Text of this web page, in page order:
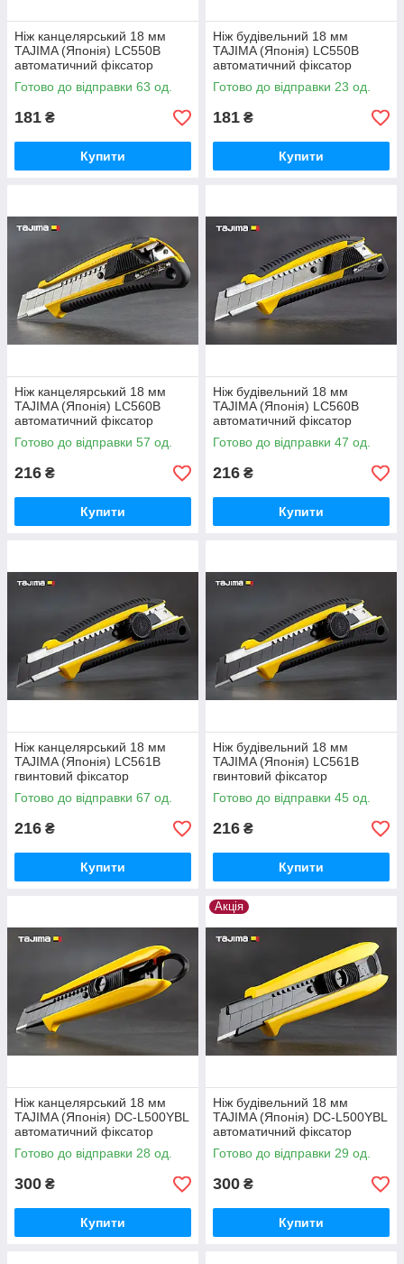
Ніж канцелярський 18 мм
TAJIMA (Японія) LC550B
автоматичний фіксатор
Готово до відправки 63 од.
181 ₴
Купити
Ніж будівельний 18 мм
TAJIMA (Японія) LC550B
автоматичний фіксатор
Готово до відправки 23 од.
181 ₴
Купити
Ніж канцелярський 18 мм
TAJIMA (Японія) LC560B
автоматичний фіксатор
Готово до відправки 57 од.
216 ₴
Купити
Ніж будівельний 18 мм
TAJIMA (Японія) LC560B
автоматичний фіксатор
Готово до відправки 47 од.
216 ₴
Купити
Ніж канцелярський 18 мм
TAJIMA (Японія) LC561B
гвинтовий фіксатор
Готово до відправки 67 од.
216 ₴
Купити
Ніж будівельний 18 мм
TAJIMA (Японія) LC561B
гвинтовий фіксатор
Готово до відправки 45 од.
216 ₴
Купити
Ніж канцелярський 18 мм
TAJIMA (Японія) DC-L500YBL
автоматичний фіксатор
Готово до відправки 28 од.
300 ₴
Купити
Акція
Ніж будівельний 18 мм
TAJIMA (Японія) DC-L500YBL
автоматичний фіксатор
Готово до відправки 29 од.
300 ₴
Купити